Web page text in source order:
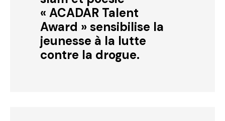
« ACADAR Talent
Award » sensibilise la
jeunesse à la lutte
contre la drogue.